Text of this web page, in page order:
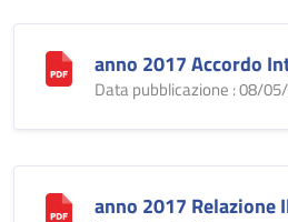
anno 2017 Accordo
Data pubblicazione : 08/
anno 2017